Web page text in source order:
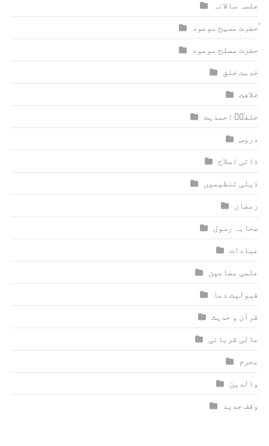
جلسہ سالانہ
ٰؑحضرت مسیح موعود
حضرت مصلح موعود
خدمت خلق
خلافت
خلفاؑ احمدیت
دروس
ذاتی اصلاح
ذیلی تنظیمیں
رمضان
صحابہ رسول
عبادات
علمی مضامین
قبولیت دعا
قرآن و حدیث
مالی قربانی
محرم
والدین
وقف جدید